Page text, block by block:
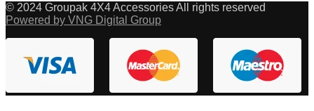
© 2024 Groupak 4X4 Accessories All rights reserved
Powered by VNG Digital Group